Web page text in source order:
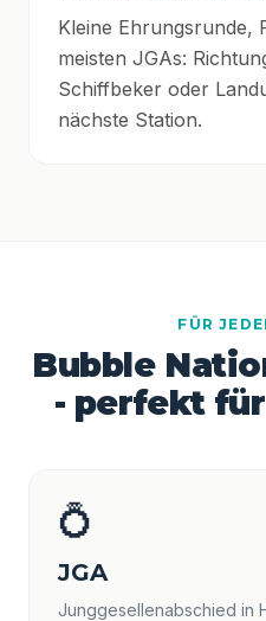
Kleine Ehrungsrunde,
meisten JGAs:
Schiffbeker oder
nächste Station.
FÜR
Bubble
- perfekt
💍
JGA
Junggesellenabschied in